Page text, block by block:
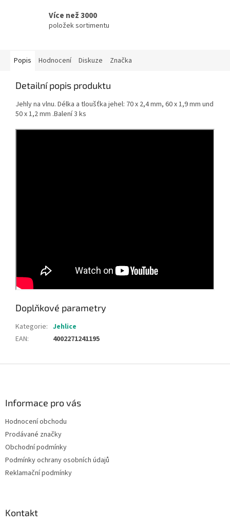
Více než 3000
položek sortimentu
Popis Hodnocení Diskuze Značka
Detailní popis produktu
Jehly na vlnu. Délka a tloušťka jehel: 70 x 2,4 mm, 60 x 1,9 mm und
50 x 1,2 mm .Balení 3 ks
Doplňkové parametry
Kategorie: Jehlice
EAN: 4002271241195
Informace pro vás
Hodnocení obchodu
Prodávané značky
Obchodní podmínky
Podmínky ochrany osobních údajů
Reklamační podmínky
Kontakt